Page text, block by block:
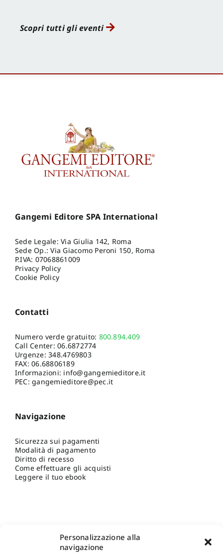
Personalizzazione alla
navigazione
Scopri tutti gli eventi
Gangemi Editore SPA International
Sede Legale: Via Giulia 142, Roma
Sede Op.: Via Giacomo Peroni 150, Roma
P.IVA: 07068861009
Privacy Policy
Cookie Policy
Contatti
Numero verde gratuito: 800.894.409
Call Center:06.6872774
Urgenze:348.4769803
FAX: 06.68806189
Informazioni: info@gangemieditore.it
PEC: gangemieditore@pec.it
Navigazione
Sicurezza sui pagamenti
Modalità di pagamento
Diritto di recesso
Come effettuare gli acquisti
Leggere il tuo ebook